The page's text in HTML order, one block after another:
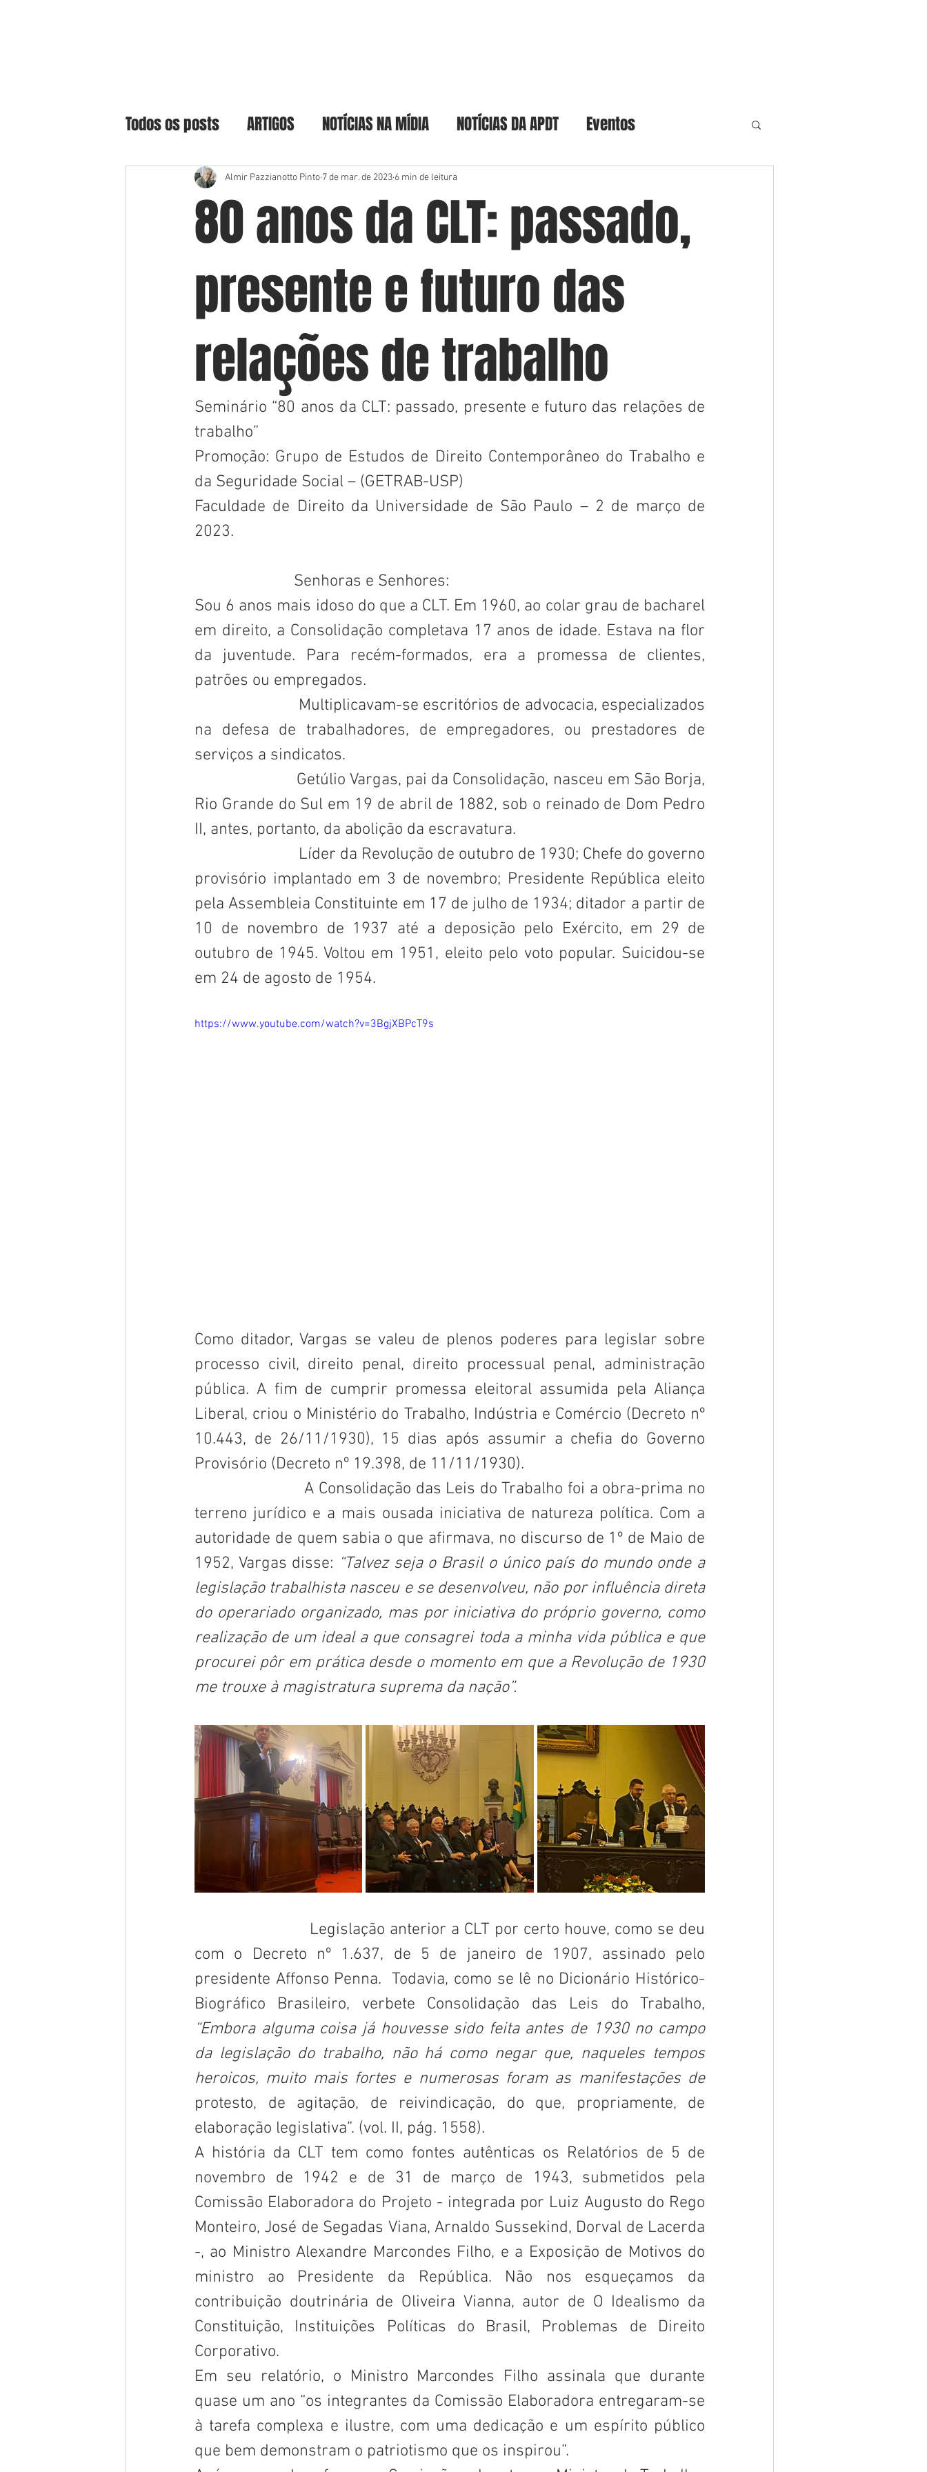
Todos os posts ARTIGOS NOTÍCIAS NA MÍDIA NOTÍCIAS DA APDT Eventos
80 anos da CLT: passado,
presente e futuro das
relações de trabalho
Almir Pazzianotto Pinto 7 de mar. de 2023 6 min de leitura
Seminário “80 anos da CLT: passado, presente e futuro das relações de
trabalho”
Promoção: Grupo de Estudos de Direito Contemporâneo do Trabalho e
da Seguridade Social – (GETRAB-USP)
Faculdade de Direito da Universidade de São Paulo – 2 de março de
2023.
                        Senhoras e Senhores:
Sou 6 anos mais idoso do que a CLT. Em 1960, ao colar grau de bacharel
em direito, a Consolidação completava 17 anos de idade. Estava na flor
da juventude. Para recém-formados, era a promessa de clientes,
patrões ou empregados.
na defesa de trabalhadores, de empregadores, ou prestadores de
serviços a sindicatos.
Rio Grande do Sul em 19 de abril de 1882, sob o reinado de Dom Pedro
II, antes, portanto, da abolição da escravatura.
provisório implantado em 3 de novembro; Presidente República eleito
pela Assembleia Constituinte em 17 de julho de 1934; ditador a partir de
10 de novembro de 1937 até a deposição pelo Exército, em 29 de
outubro de 1945. Voltou em 1951, eleito pelo voto popular. Suicidou-se
em 24 de agosto de 1954.
https://www.youtube.com/watch?v=3BgjXBPcT9s
Como ditador, Vargas se valeu de plenos poderes para legislar sobre
processo civil, direito penal, direito processual penal, administração
pública. A fim de cumprir promessa eleitoral assumida pela Aliança
Liberal, criou o Ministério do Trabalho, Indústria e Comércio (Decreto nº
10.443, de 26/11/1930), 15 dias após assumir a chefia do Governo
Provisório (Decreto nº 19.398, de 11/11/1930).
                        A Consolidação das Leis do Trabalho foi a obra-prima no
terreno jurídico e a mais ousada iniciativa de natureza política. Com a
autoridade de quem sabia o que afirmava, no discurso de 1º de Maio de
1952, Vargas disse: “Talvez seja o Brasil o único país do mundo onde a
legislação trabalhista nasceu e se desenvolveu, não por influência direta
do operariado organizado, mas por iniciativa do próprio governo, como
realização de um ideal a que consagrei toda a minha vida pública e que
procurei pôr em prática desde o momento em que a Revolução de 1930
me trouxe à magistratura suprema da nação”.
com o Decreto nº 1.637, de 5 de janeiro de 1907, assinado pelo
presidente Affonso Penna.  Todavia, como se lê no Dicionário Histórico-
“Embora alguma coisa já houvesse sido feita antes de 1930 no campo
da legislação do trabalho, não há como negar que, naqueles tempos
heroicos, muito mais fortes e numerosas foram as manifestações de
protesto, de agitação, de reivindicação, do que, propriamente, de
elaboração legislativa”. (vol. II, pág. 1558).
A história da CLT tem como fontes autênticas os Relatórios de 5 de
novembro de 1942 e de 31 de março de 1943, submetidos pela
Comissão Elaboradora do Projeto - integrada por Luiz Augusto do Rego
Monteiro, José de Segadas Viana, Arnaldo Sussekind, Dorval de Lacerda
-, ao Ministro Alexandre Marcondes Filho, e a Exposição de Motivos do
ministro ao Presidente da República. Não nos esqueçamos da
contribuição doutrinária de Oliveira Vianna, autor de O Idealismo da
Constituição, Instituições Políticas do Brasil, Problemas de Direito
Corporativo.
Em seu relatório, o Ministro Marcondes Filho assinala que durante
quase um ano “os integrantes da Comissão Elaboradora entregaram-se
à tarefa complexa e ilustre, com uma dedicação e um espírito público
que bem demonstram o patriotismo que os inspirou”.